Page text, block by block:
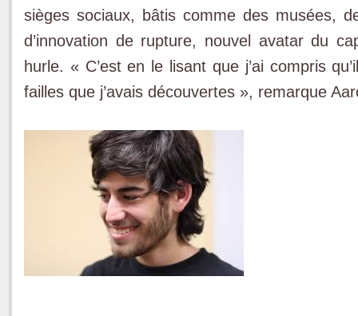
sièges sociaux, bâtis comme des musées,
d’innovation de rupture, nouvel avatar du
hurle. « C’est en le lisant que j’ai compris
failles que j’avais découvertes », remarque